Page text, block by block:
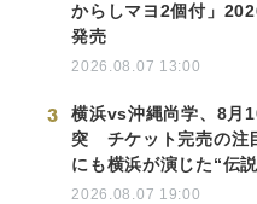
からしマヨ2個付」
発売
2026.08.07 13:00
3
横浜vs沖縄尚学、8月
突 チケット完売の注
にも横浜が演じた“伝
2026.08.07 19:00